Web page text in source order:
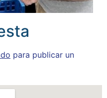
para publicar un